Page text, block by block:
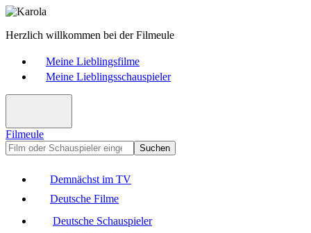
Herzlich willkommen bei der Filmeule
Meine Lieblingsfilme
Meine Lieblingsschauspieler
Filmeule
Suchen
Demnächst im TV
Deutsche Filme
Deutsche Schauspieler